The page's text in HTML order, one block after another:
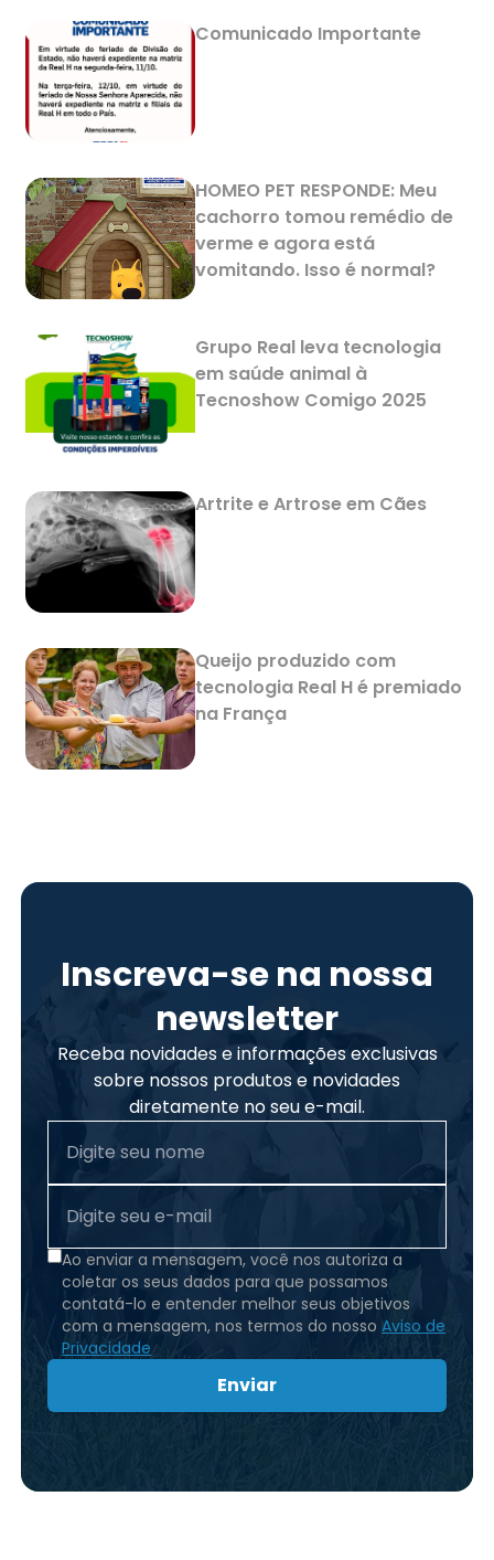
Comunicado Importante
HOMEO PET RESPONDE: Meu
cachorro tomou remédio de
verme e agora está
vomitando. Isso é normal?
Grupo Real leva tecnologia
em saúde animal à
Tecnoshow Comigo 2025
Artrite e Artrose em Cães
Queijo produzido com
tecnologia Real H é premiado
na França
Inscreva-se na nossa
newsletter
Receba novidades e informações exclusivas
sobre nossos produtos e novidades
diretamente no seu e-mail.
Ao enviar a mensagem, você nos autoriza a
coletar os seus dados para que possamos
contatá-lo e entender melhor seus objetivos
com a mensagem, nos termos do nossoAviso de
Privacidade
Enviar